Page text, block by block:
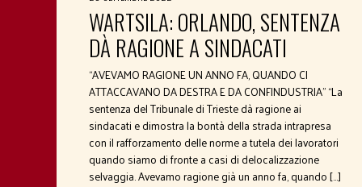
WARTSILA: ORLANDO, SENTENZA
DÀ RAGIONE A SINDACATI
“AVEVAMO RAGIONE UN ANNO FA, QUANDO CI
ATTACCAVANO DA DESTRA E DA CONFINDUSTRIA” “La
sentenza del Tribunale di Trieste dà ragione ai
sindacati e dimostra la bontà della strada intrapresa
con il rafforzamento delle norme a tutela dei lavoratori
quando siamo di fronte a casi di delocalizzazione
selvaggia. Avevamo ragione già un anno fa, quando […]